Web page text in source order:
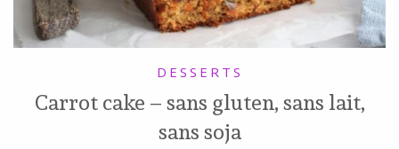
DESSERTS
Carrot cake – sans gluten, sans lait,
sans soja